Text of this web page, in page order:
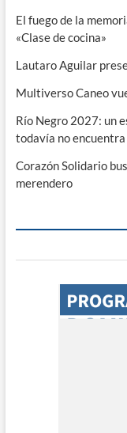
El fuego de la
«Clase de cocina»
Lautaro Aguilar
Multiverso Caneo
Río Negro 2027: un
todavía no
Corazón Solidario
merendero